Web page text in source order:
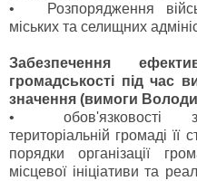
•
Розпорядження
міських та селищних
Забезпечення
громадськості під час
значення (вимоги
•
територіальній громаді її
порядки організації
місцевої ініціативи та